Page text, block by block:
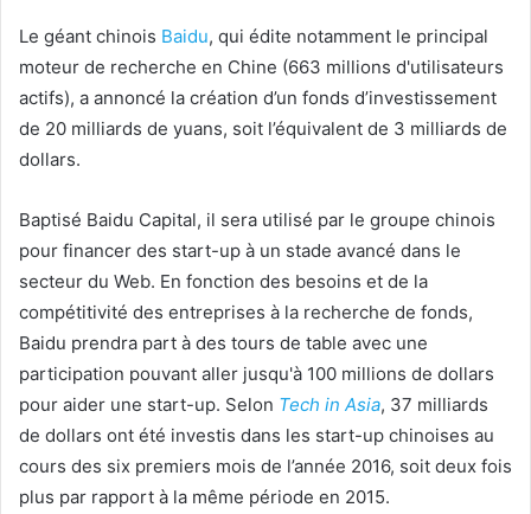
Le géant chinois Baidu, qui édite notamment le principal
moteur de recherche en Chine (663 millions d'utilisateurs
actifs), a annoncé la création d’un fonds d’investissement
de 20 milliards de yuans, soit l’équivalent de 3 milliards de
dollars.
Baptisé Baidu Capital, il sera utilisé par le groupe chinois
pour financer des start-up à un stade avancé dans le
secteur du Web. En fonction des besoins et de la
compétitivité des entreprises à la recherche de fonds,
Baidu prendra part à des tours de table avec une
participation pouvant aller jusqu'à 100 millions de dollars
pour aider une start-up. Selon Tech in Asia, 37 milliards
de dollars ont été investis dans les start-up chinoises au
cours des six premiers mois de l’année 2016, soit deux fois
plus par rapport à la même période en 2015.